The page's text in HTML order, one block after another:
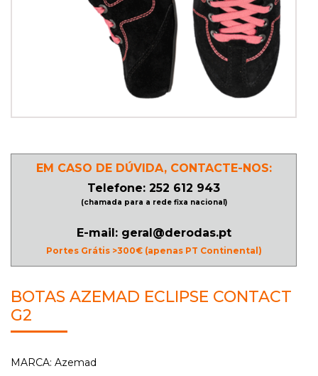
LINHA
ROLLER
EM CASO DE DÚVIDA, CONTACTE-NOS:
Telefone: 252 612 943
(chamada para a rede fixa nacional)
E-mail: geral@derodas.pt
Portes Grátis >300€ (apenas PT Continental)
BOTAS AZEMAD ECLIPSE CONTACT
G2
MARCA: Azemad